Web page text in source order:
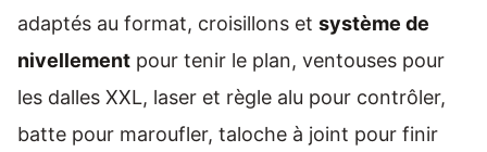
adaptés au format, croisillons et système de
nivellement pour tenir le plan, ventouses pour
les dalles XXL, laser et règle alu pour contrôler,
batte pour maroufler, taloche à joint pour finir